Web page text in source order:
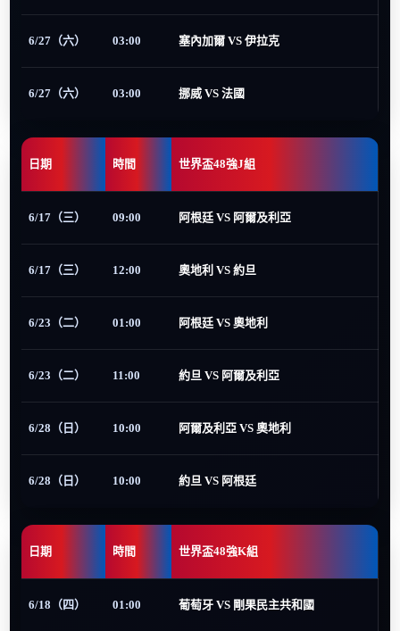
6/27（六） 03:00 塞內加爾 VS 伊拉克
6/27（六） 03:00 挪威 VS 法國
日期 時間 世界盃48強J組
6/17（三） 09:00 阿根廷 VS 阿爾及利亞
6/17（三） 12:00 奧地利 VS 約旦
6/23（二） 01:00 阿根廷 VS 奧地利
6/23（二） 11:00 約旦 VS 阿爾及利亞
6/28（日） 10:00 阿爾及利亞 VS 奧地利
6/28（日） 10:00 約旦 VS 阿根廷
日期 時間 世界盃48強K組
6/18（四） 01:00 葡萄牙 VS 剛果民主共和國